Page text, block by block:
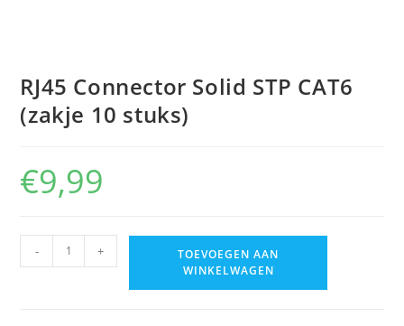
RJ45 Connector Solid STP CAT6
(zakje 10 stuks)
€9,99
- +
TOEVOEGEN AAN
WINKELWAGEN